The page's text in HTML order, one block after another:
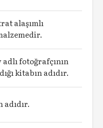
alaşımlı
fotoğrafçının
kitabın adıdır.